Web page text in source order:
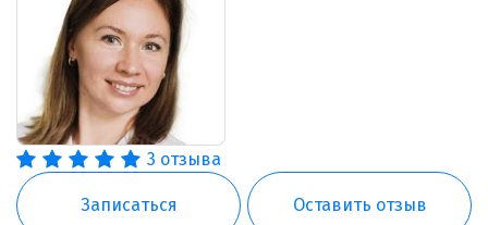
3 отзыва
Записаться Оставить отзыв
Я согласен на